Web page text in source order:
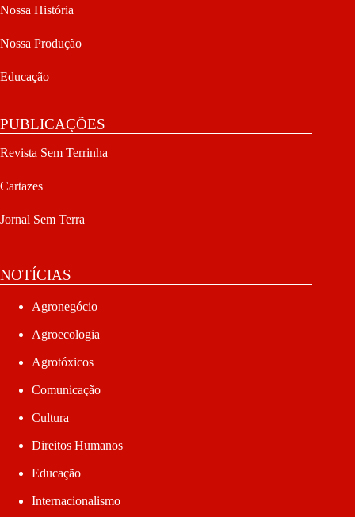
Nossa História
Nossa Produção
Educação
PUBLICAÇÕES
Revista Sem Terrinha
Cartazes
Jornal Sem Terra
NOTÍCIAS
Agronegócio
Agroecologia
Agrotóxicos
Comunicação
Cultura
Direitos Humanos
Educação
Internacionalismo